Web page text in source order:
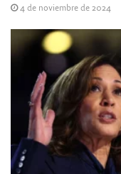
4 de noviembre de 2024